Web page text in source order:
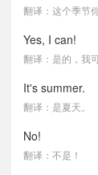
翻译：这个季节
Yes, I can!
翻译：是的，我
It's summer.
翻译：是夏天。
No!
翻译：不是！